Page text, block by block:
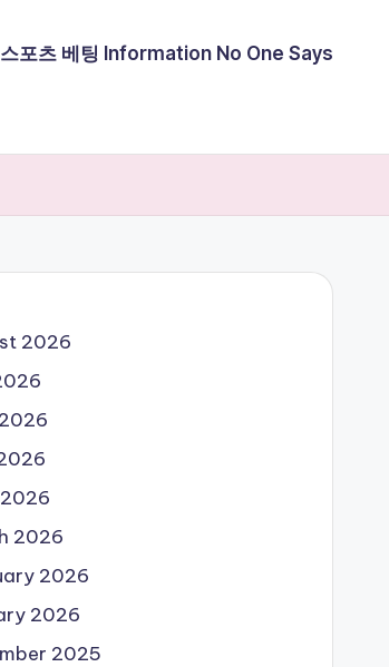
포츠 베팅 Information No One Says
2026
2026
2026
2026
2025